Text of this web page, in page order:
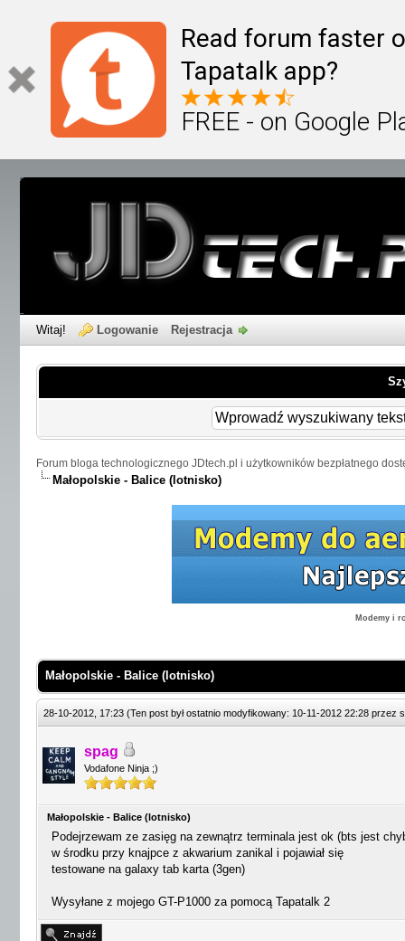
Read forum faster
Tapatalk app?
FREE - on Google
Witaj! Logowanie Rejestracja
Forum bloga technologicznego JDtech.pl i użytkowników bezpłatnego
Małopolskie - Balice (lotnisko)
Modemy i
Małopolskie - Balice (lotnisko)
28-10-2012, 17:23 (Ten post był ostatnio modyfikowany: 10-11-2012 22:28 przez
spag
Vodafone Ninja ;)
Małopolskie - Balice (lotnisko)
Podejrzewam ze zasięg na zewnątrz terminala jest ok (bts jest
w środku przy knajpce z akwarium zanikal i pojawiał się
testowane na galaxy tab karta (3gen)
Wysyłane z mojego GT-P1000 za pomocą Tapatalk 2